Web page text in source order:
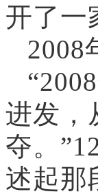
开了一
2008
进发，
夺。
述起那